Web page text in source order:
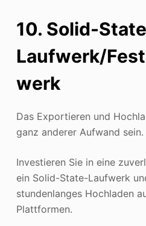
10. Solid-
Laufwerk/
werk
Das Exportieren und
ganz anderer Aufwand sein.
Investieren Sie in eine
ein Solid-State-Laufwerk
stundenlanges Hochladen
Plattformen.